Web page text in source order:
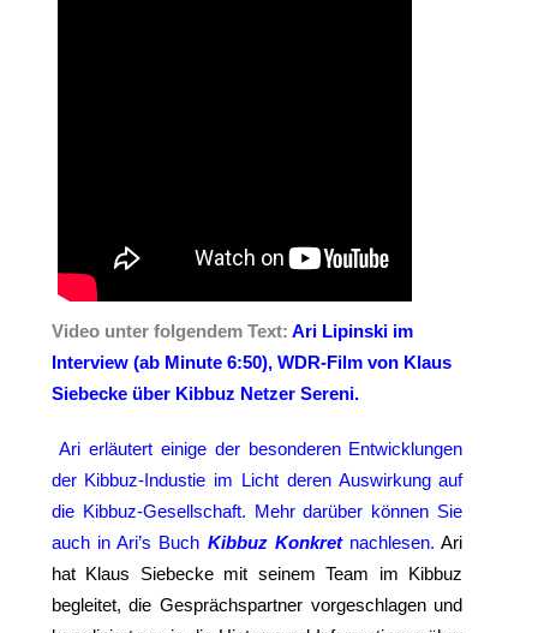
Video unter folgendem Text: Ari Lipinski im
Interview (ab Minute 6:50), WDR-Film von Klaus
Siebecke über Kibbuz Netzer Sereni.
Ari erläutert einige der besonderen Entwicklungen
der Kibbuz-Industie im Licht deren Auswirkung auf
die Kibbuz-Gesellschaft. Mehr darüber können Sie
auch in Ari’s Buch KibbuzKonkret nachlesen.Ari
hat Klaus Siebecke mit seinem Team im Kibbuz
begleitet, die Gesprächspartner vorgeschlagen und